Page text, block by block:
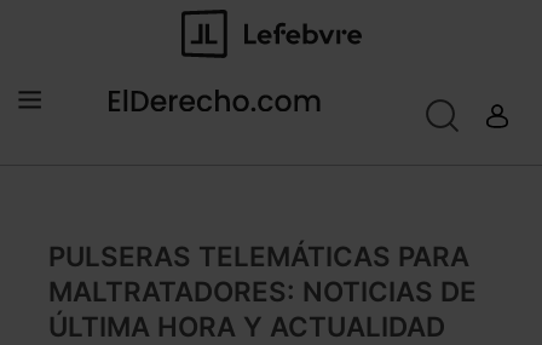
PULSERAS TELEMÁTICAS PARA
MALTRATADORES: NOTICIAS DE
ÚLTIMA HORA Y ACTUALIDAD